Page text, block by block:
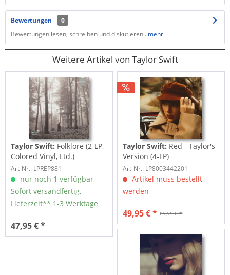
Bewertungen
0
Bewertungen lesen, schreiben und diskutieren...mehr
Weitere Artikel von Taylor Swift
Taylor Swift: Folklore (2-LP,
Colored Vinyl, Ltd.)
Art-Nr.: LPREP881
nur noch 1 verfügbar
Sofort versandfertig,
Lieferzeit** 1-3 Werktage
47,95 € *
Taylor Swift: Red - Taylor's
Version (4-LP)
Art-Nr.: LP8003442201
Artikel muss bestellt
werden
69,95 € *
49,95 € *